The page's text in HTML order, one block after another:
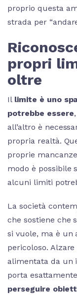
proprio questa
strada per
propri
oltre
Il limite è uno
potrebbe essere
all’altro è
propria realtà.
proprie
modo è possibile
alcuni limiti
La società
che sostiene che
si vuole, ma è un
pericoloso.
alimentata da un
porta
perseguire